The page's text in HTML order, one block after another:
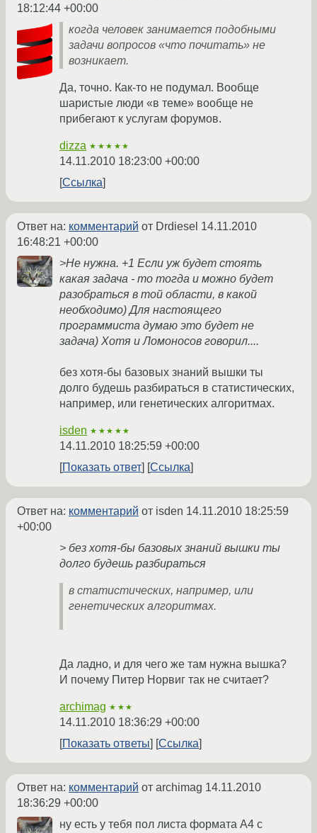
18:12:44 +00:00
когда человек занимается подобными
задачи вопросов «что почитать» не
возникает.
Да, точно. Как-то не подумал. Вообще
шаристые люди «в теме» вообще не
прибегают к услугам форумов.
dizza ★★★★★
14.11.2010 18:23:00 +00:00
Ссылка
Ответ на: комментарий от Drdiesel 14.11.2010
16:48:21 +00:00
>Не нужна. +1 Если уж будет стоять
какая задача - то тогда и можно будет
разобраться в той области, в какой
необходимо) Для настоящего
программиста думаю это будет не
задача) Хотя и Ломоносов говорил....
без хотя-бы базовых знаний вышки ты
долго будешь разбираться в статистических,
например, или генетических алгоритмах.
isden ★★★★★
14.11.2010 18:25:59 +00:00
Показать ответ
Ссылка
Ответ на: комментарий от isden 14.11.2010 18:25:59
+00:00
> без хотя-бы базовых знаний вышки ты
долго будешь разбираться
в статистических, например, или
генетических алгоритмах.
Да ладно, и для чего же там нужна вышка?
И почему Питер Норвиг так не считает?
archimag ★★★
14.11.2010 18:36:29 +00:00
Показать ответы
Ссылка
Ответ на: комментарий от archimag 14.11.2010
18:36:29 +00:00
ну есть у тебя пол листа формата А4 с